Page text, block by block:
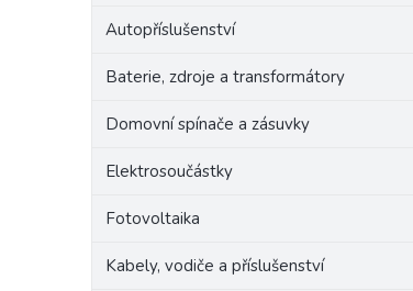
Autopříslušenství
Baterie, zdroje a transformátory
Domovní spínače a zásuvky
Elektrosoučástky
Fotovoltaika
Kabely, vodiče a příslušenství